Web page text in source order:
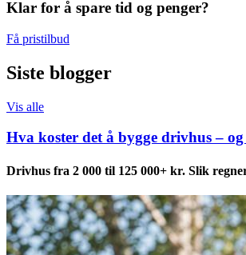
Klar for å spare tid og penger?
Få pristilbud
Siste blogger
Vis alle
Hva koster det å bygge drivhus –
Drivhus fra 2 000 til 125 000+ kr. Slik